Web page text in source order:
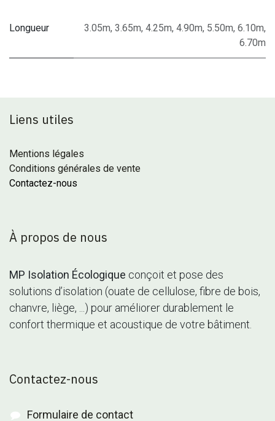
Longueur 3.05m, 3.65m, 4.25m, 4.90m, 5.50m, 6.10m,
6.70m
Liens utiles
Mentions légales
Conditions générales de vente
Contactez-nous
À propos de nous
MP Isolation Écologique conçoit et pose des
solutions d’isolation (ouate de cellulose, fibre de bois,
chanvre, liège, ...) pour améliorer durablement le
confort thermique et acoustique de votre bâtiment.
Contactez-nous
Formulaire de contact